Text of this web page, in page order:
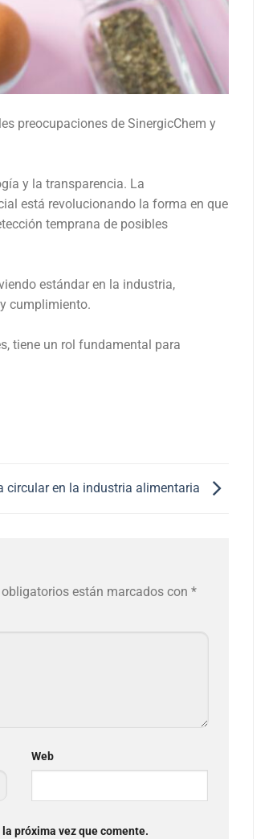
preocupaciones de SinergicChem y
y la transparencia. La
está revolucionando la forma en que
temprana de posibles
estándar en la industria,
cumplimiento.
tiene un rol fundamental para
circular en la industria alimentaria
están marcados con *
Web
próxima vez que comente.